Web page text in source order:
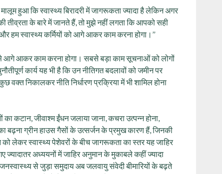
हुआ कि स्वास्थ्य बिरादरी में जागरूकता ज्यादा है लेकिन अगर
तीव्रता के बारे में जानते हैं, तो मुझे नहीं लगता कि आपको सही
हम स्वास्थ्य कर्मियों को आगे आकर काम करना होगा।’’
आगे आकर काम करना होगा। सबसे बड़ा काम सूचनाओं को लोगों
कार्य यह भी है कि उन नीतिगत बदलावों को जमीन पर
निकालकर नीति निर्धारण प्रक्रिया में भी शामिल होना
का कटान, जीवाश्म ईंधन जलाया जाना, कचरा उत्पन्न होना,
बढ़ना ग्रीन हाउस गैसों के उत्सर्जन के प्रमुख कारण हैं, जिनकी
को लेकर स्वास्थ्य पेशेवरों के बीच जागरूकता का स्तर यह जाहिर
ज्यादातर अध्ययनों में जाहिर अनुमान के मुकाबले कहीं ज्यादा
से जुड़ा समुदाय अब जलवायु संवेदी बीमारियों के बढ़ते